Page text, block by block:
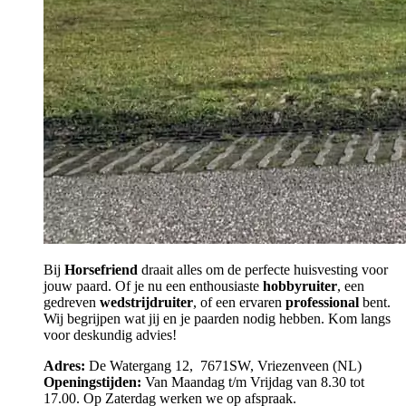
Bij Horsefriend draait alles om de perfecte huisvesting voor
jouw paard. Of je nu een enthousiaste hobbyruiter, een
gedreven wedstrijdruiter, of een ervaren professional bent.
Wij begrijpen wat jij en je paarden nodig hebben. Kom langs
voor deskundig advies!
Adres: De Watergang 12, 7671SW, Vriezenveen (NL)
Openingstijden: Van Maandag t/m Vrijdag van 8.30 tot
17.00. Op Zaterdag werken we op afspraak.